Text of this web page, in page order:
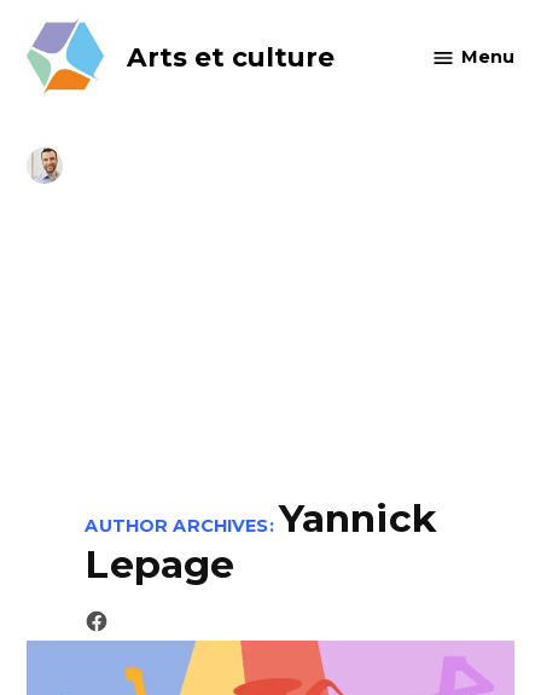
content
Arts et culture Menu
AUTHOR ARCHIVES: Yannick
Lepage